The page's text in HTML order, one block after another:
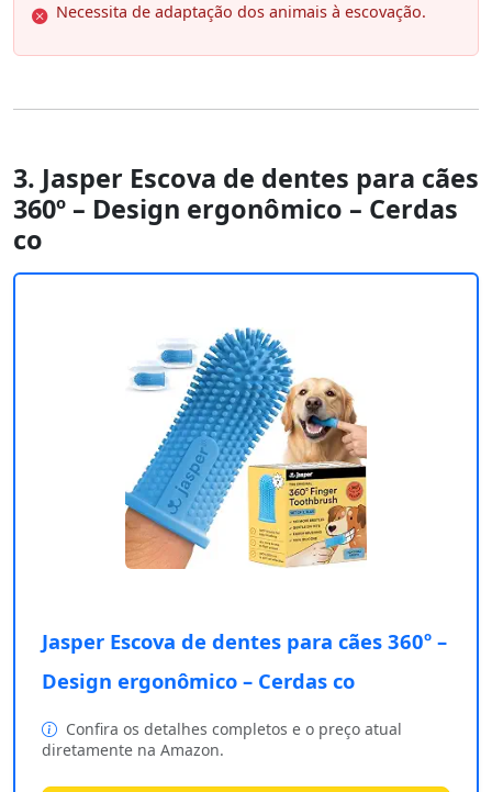
Necessita de adaptação dos animais à escovação.
3. Jasper Escova de dentes para cães
360º – Design ergonômico – Cerdas
co
Jasper Escova de dentes para cães 360º –
Design ergonômico – Cerdas co
Confira os detalhes completos e o preço atual
diretamente na Amazon.